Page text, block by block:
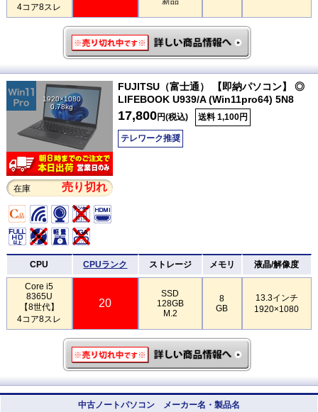
4コア8スレ
1920×1080
0.78kg
在庫 売り切れ
FUJITSU（富士通） 【即納パソコン】 ◎
LIFEBOOK U939/A (Win11pro64) 5N8
17,800円(税込) 送料 1,100円
テレワーク推奨
CPU CPUランク ストレージ メモリ 液晶/解像度
Core i5
8365U
【8世代】
4コア8スレ
20
SSD
128GB
M.2
8
GB
13.3インチ
1920×1080
中古ノートパソコン メーカー名・製品名